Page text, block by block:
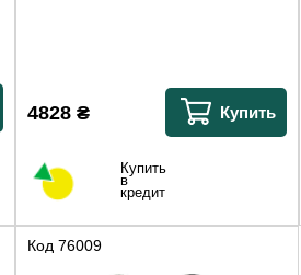
4828 ₴ Купить
Купить
в
кредит
Код 76009